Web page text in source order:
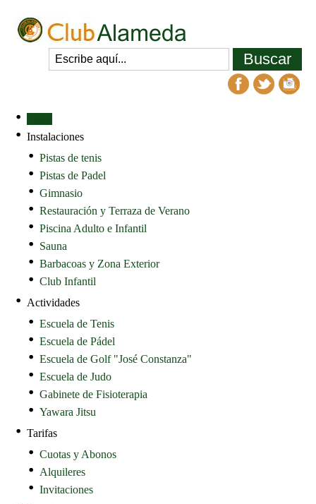
Instalaciones
Pistas de tenis
Pistas de Padel
Gimnasio
Restauración y Terraza de Verano
Piscina Adulto e Infantil
Sauna
Barbacoas y Zona Exterior
Club Infantil
Actividades
Escuela de Tenis
Escuela de Pádel
Escuela de Golf "José Constanza"
Escuela de Judo
Gabinete de Fisioterapia
Yawara Jitsu
Tarifas
Cuotas y Abonos
Alquileres
Invitaciones